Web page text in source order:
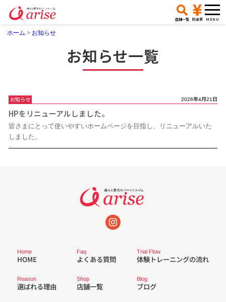
店舗一覧 料金表
ホーム > お知らせ
お知らせ一覧
お知らせ 2026年4月21日
HPをリニューアルしました。
皆さまにとって使いやすいホームページを目指し、リニューアルいた
しました。
Home
HOME
Reason
選ばれる理由
Faq
よくある質問
Shop
店舗一覧
Trial Flow
体験トレーニングの流れ
Blog
ブログ